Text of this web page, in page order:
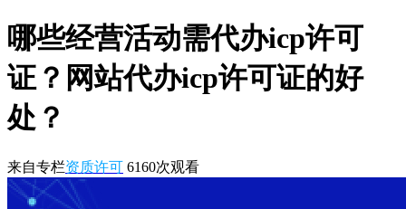
哪些经营活动需代办icp许可
证？网站代办icp许可证的好
处？
来自专栏资质许可 6160次观看